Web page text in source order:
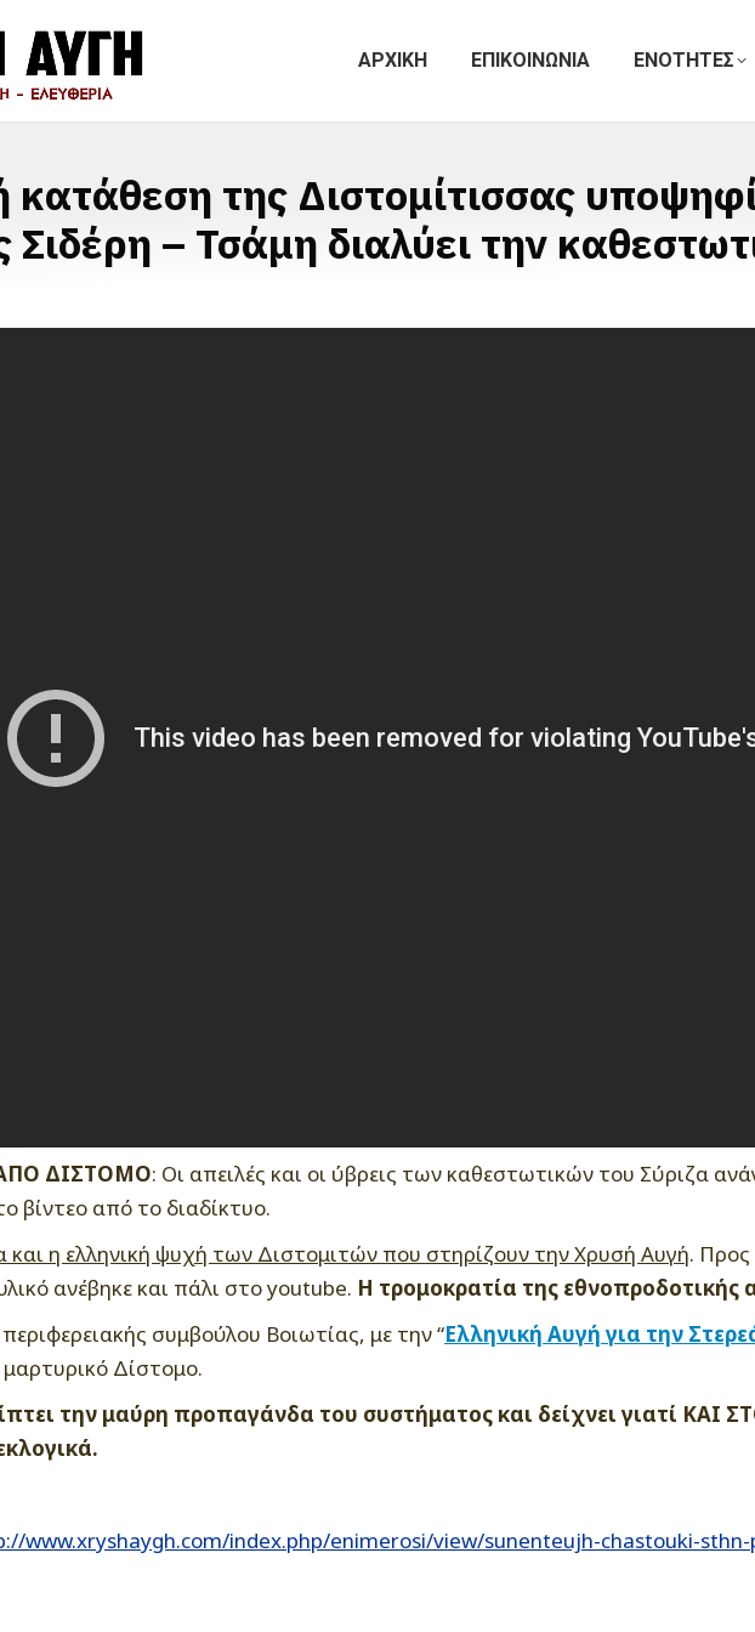
ΑΡΧΙΚΗ ΕΠΙΚΟΙΝΩΝΙΑ ΕΝΟΤΗΤΕΣ
κατάθεση της Διστομίτισσας
– Τσάμη διαλύει την
ΔΙΣΤΟΜΟ: Οι απειλές και οι ύβρεις των καθεστωτικών του Σύριζα
βίντεο από το διαδίκτυο.
και η ελληνική ψυχή των Διστομιτών που στηρίζουν την Χρυσή Αυγή.
ανέβηκε και πάλι στο youtube. Η τρομοκρατία της εθνοπροδοτικής
συμβούλου Βοιωτίας, με την “Ελληνική Αυγή για την
μαρτυρικό Δίστομο.
την μαύρη προπαγάνδα του συστήματος και δείχνει γιατί
www.xryshaygh.com/index.php/enimerosi/view/sunenteujh-chastouki-